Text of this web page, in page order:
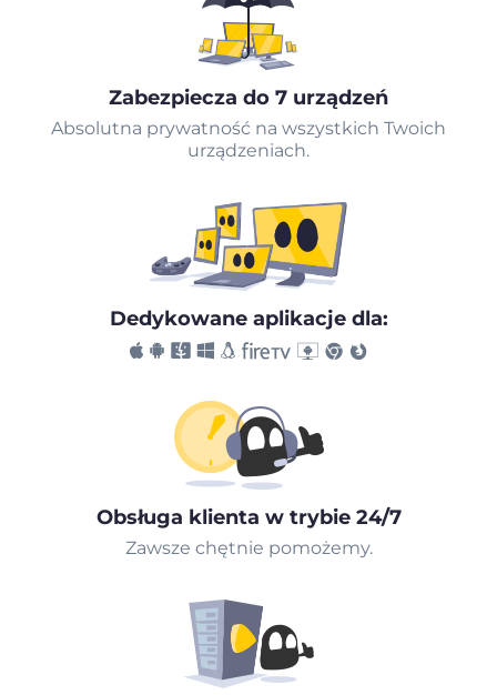
Zabezpiecza do 7 urządzeń
Absolutna prywatność na wszystkich Twoich
urządzeniach.
Dedykowane aplikacje dla:
Obsługa klienta w trybie 24/7
Zawsze chętnie pomożemy.